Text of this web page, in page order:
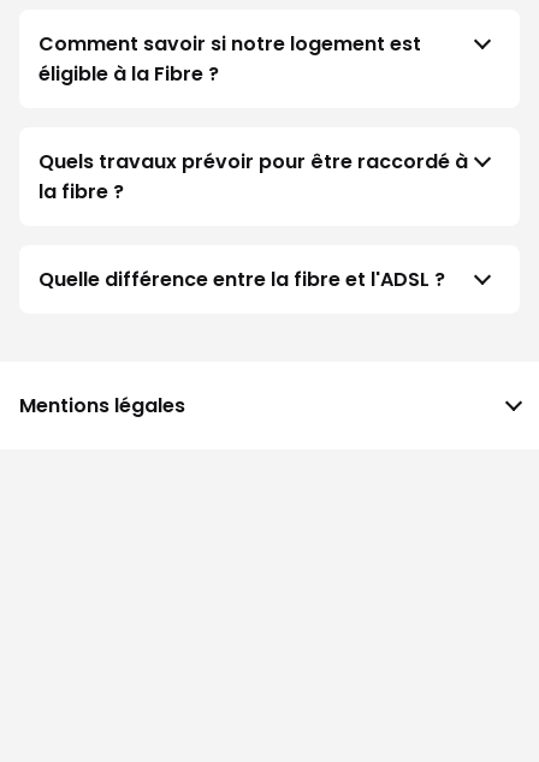
Comment savoir si notre logement est
éligible à la Fibre ?
Quels travaux prévoir pour être raccordé à
la fibre ?
Quelle différence entre la fibre et l'ADSL ?
Mentions légales